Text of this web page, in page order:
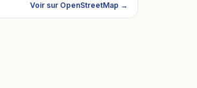
Voir sur OpenStreetMap →